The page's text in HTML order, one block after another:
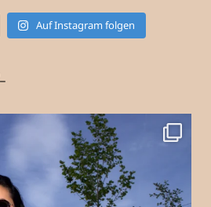
Auf Instagram folgen